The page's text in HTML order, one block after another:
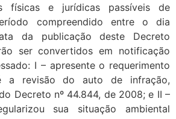
físicas e jurídicas passíveis de
compreendido entre o dia
da publicação deste Decreto
ser convertidos em notificação
I – apresente o requerimento
a revisão do auto de infração,
Decreto nº 44.844, de 2008; e II –
sua situação ambiental